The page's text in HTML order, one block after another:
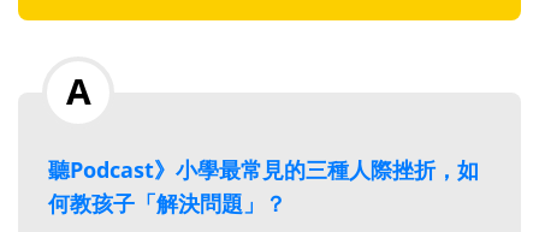
聽Podcast》小學最常見的三種人際挫折，如
何教孩子「解決問題」？